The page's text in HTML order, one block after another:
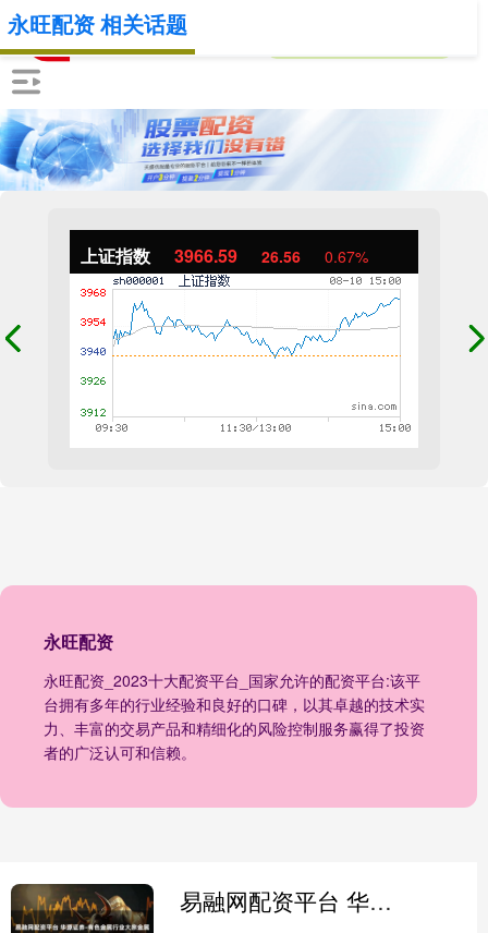
上证指数 3966.59 26.56 0.67%
永旺配资
永旺配资_2023十大配资平台_国家允许的配资平台:该平
台拥有多年的行业经验和良好的口碑，以其卓越的技术实
力、丰富的交易产品和精细化的风险控制服务赢得了投资
者的广泛认可和信赖。
永旺配资 相关话题
易融网配资平台 华源证券-有色金属行业大宗金属周报：美联储降息预期抬升，铜铝价格迎来上行-250914